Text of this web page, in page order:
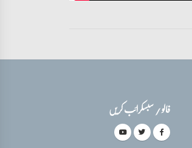
فالو / سبسکرائب کریں